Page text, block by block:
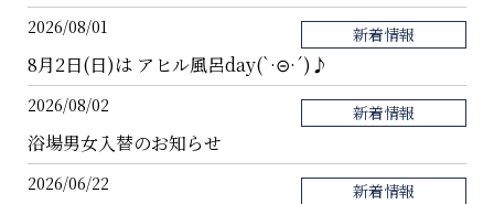
新着情報
2026/08/01
8月2日(日)は アヒル風呂day(`·⊝·´)♪
新着情報
2026/08/02
浴場男女入替のお知らせ
新着情報
2026/06/22